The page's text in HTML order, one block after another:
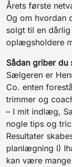
Årets første
Og om hvordan
solgt til en
oplægsholdere
Sådan griber du
Sælgeren er
Co. enten
trimmer og
– I mit indlæg,
nogle tips og
Resultater
planlægning I)
kan være